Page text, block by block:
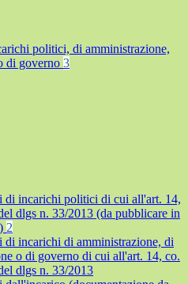
politici, di amministrazione,
di governo 3
di incarichi politici di cui all'art. 14,
dlgs n. 33/2013 (da pubblicare in
2
di incarichi di amministrazione, di
o di governo di cui all'art. 14, co.
dlgs n. 33/2013